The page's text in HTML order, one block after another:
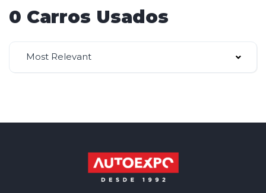
0 Carros Usados
Most Relevant